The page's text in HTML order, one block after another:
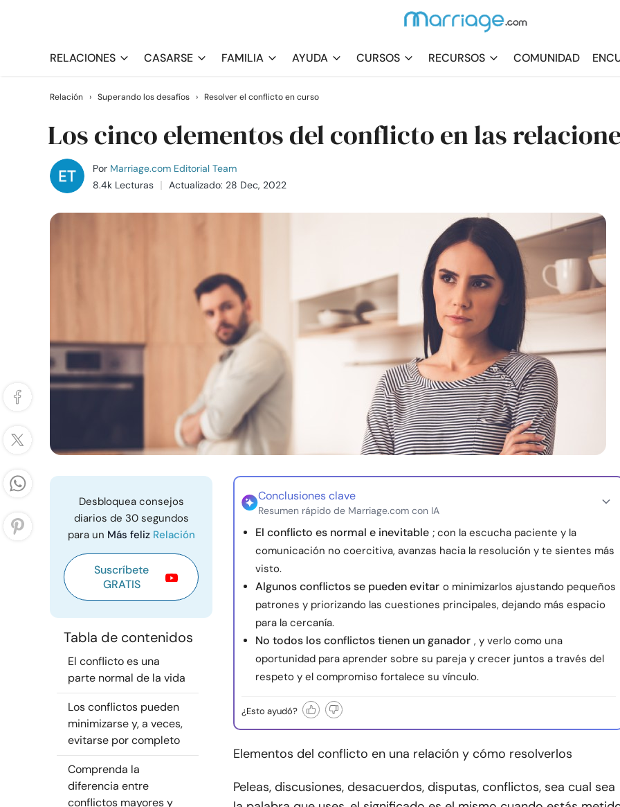
RELACIONES CASARSE FAMILIA AYUDA CURSOS RECURSOS COMUNIDAD
Relación › Superando los desafíos › Resolver el conflicto en curso
Los cinco elementos del conflicto en las
Por Marriage.com Editorial Team
8.4k Lecturas
Actualizado: 28 Dec, 2022
Desbloquea consejos
diarios de 30 segundos
para un Más feliz Relación
Suscríbete
GRATIS
Tabla de contenidos
El conflicto es una
parte normal de la vida
Los conflictos pueden
minimizarse y, a veces,
evitarse por completo
Comprenda la
diferencia entre
conflictos mayores y
Conclusiones clave
Resumen rápido de Marriage.com con IA
El conflicto es normal e inevitable ; con la escucha paciente y la
comunicación no coercitiva, avanzas hacia la resolución y te sientes más
visto.
Algunos conflictos se pueden evitar o minimizarlos ajustando pequeños
patrones y priorizando las cuestiones principales, dejando más espacio
para la cercanía.
No todos los conflictos tienen un ganador , y verlo como una
oportunidad para aprender sobre su pareja y crecer juntos a través del
respeto y el compromiso fortalece su vínculo.
¿Esto ayudó?
Elementos del conflicto en una relación y cómo resolverlos
Peleas, discusiones, desacuerdos, disputas, conflictos, sea cual sea